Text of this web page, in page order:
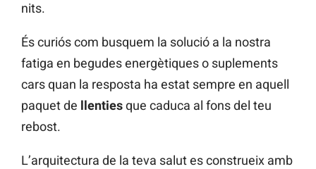
nits.
És curiós com busquem la solució a la nostra
fatiga en begudes energètiques o suplements
cars quan la resposta ha estat sempre en aquell
paquet de llentiesque caduca al fons del teu
rebost.
L’arquitectura de la teva salut es construeix amb